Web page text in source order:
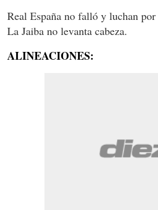
Real España no falló y luchan
La Jaiba no levanta cabeza.
ALINEACIONES: